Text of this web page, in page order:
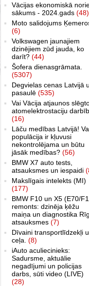
Vācijas ekonomiskā
sākums - 2024.gads (48)
Moto salidojums
(6)
Volkswagen jaunajiem
dzinējiem zūd jauda, ko
darīt? (44)
Šofera dienasgrāmata.
(5307)
Degvielas cenas Latvijā
pasaulē (535)
Vai Vācija atjaunos
atomelektrostaciju
(16)
Lāču medības Latvijā!
populācija ir kļuvusi
nekontrolējama un būtu
jāsāk medības? (56)
BMW X7 auto tests,
atsauksmes un iespaidi
Makslīgais intelekts (MI)
(177)
BMW F10 un X5 (E70/
remonts: dzinēja ķēžu
maiņa un diagnostika
atsauksmes (7)
Dīvaini transportlīdzekļi
ceļa. (8)
iAuto aculiecinieks:
Sadursme, aktuālie
negadījumi un policijas
darbs, sūti video (LIVE)
(28)